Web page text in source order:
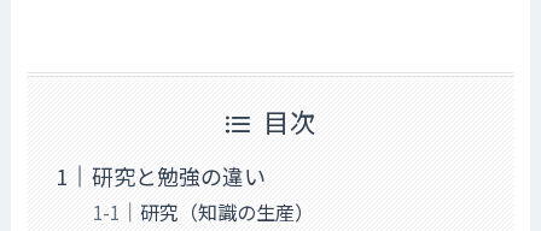
目次
研究と勉強の違い
研究（知識の生産）